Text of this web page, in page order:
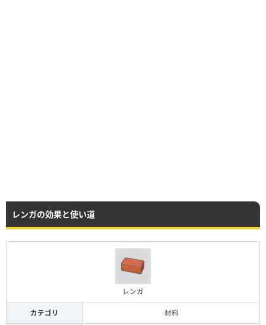
レンガの効果と使い道
レンガ
カテゴリ 材料